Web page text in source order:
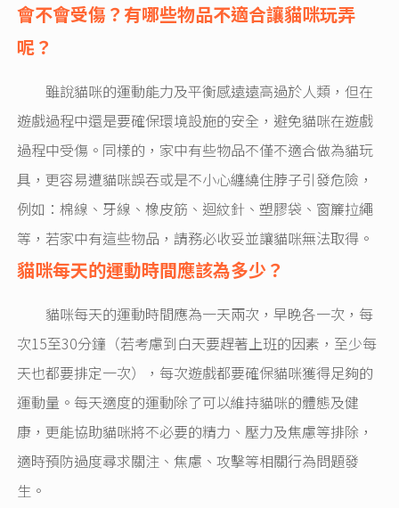
會不會受傷？有哪些物品不適合讓貓咪玩弄
呢？
雖說貓咪的運動能力及平衡感遠遠高過於人類，但在
遊戲過程中還是要確保環境設施的安全，避免貓咪在遊戲
過程中受傷。同樣的，家中有些物品不僅不適合做為貓玩
具，更容易遭貓咪誤吞或是不小心纏繞住脖子引發危險，
例如：棉線、牙線、橡皮筋、迴紋針、塑膠袋、窗簾拉繩
等，若家中有這些物品，請務必收妥並讓貓咪無法取得。
貓咪每天的運動時間應該為多少？
貓咪每天的運動時間應為一天兩次，早晚各一次，每
次15至30分鐘（若考慮到白天要趕著上班的因素，至少每
天也都要排定一次），每次遊戲都要確保貓咪獲得足夠的
運動量。每天適度的運動除了可以維持貓咪的體態及健
康，更能協助貓咪將不必要的精力、壓力及焦慮等排除，
適時預防過度尋求關注、焦慮、攻擊等相關行為問題發
生。